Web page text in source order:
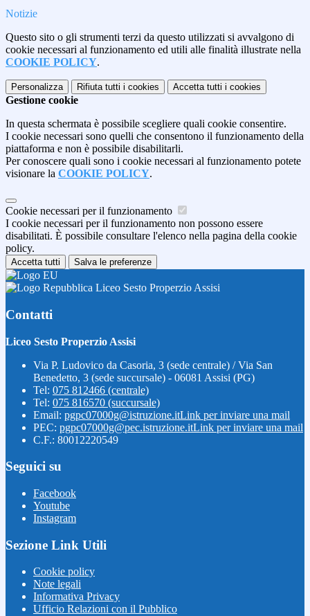
Notizie
Questo sito o gli strumenti terzi da questo utilizzati si avvalgono di
cookie necessari al funzionamento ed utili alle finalità illustrate nella
COOKIE POLICY.
Personalizza Rifiuta tutti i cookies Accetta tutti i cookies
Gestione cookie
In questa schermata è possibile scegliere quali cookie consentire.
I cookie necessari sono quelli che consentono il funzionamento della
piattaforma e non è possibile disabilitarli.
Per conoscere quali sono i cookie necessari al funzionamento potete
visionare la COOKIE POLICY.
Cookie necessari per il funzionamento
I cookie necessari per il funzionamento non possono essere
disabilitati. È possibile consultare l'elenco nella pagina della cookie
policy.
Accetta tutti Salva le preferenze
Liceo Sesto Properzio Assisi
Contatti
Liceo Sesto Properzio Assisi
Via P. Ludovico da Casoria, 3 (sede centrale) / Via San
Benedetto, 3 (sede succursale) - 06081 Assisi (PG)
Tel: 075 812466 (centrale)
Tel: 075 816570 (succursale)
Email: pgpc07000g@istruzione.itLink per inviare una mail
PEC: pgpc07000g@pec.istruzione.itLink per inviare una mail
C.F.: 80012220549
Seguici su
Facebook
Youtube
Instagram
Sezione Link Utili
Cookie policy
Note legali
Informativa Privacy
Ufficio Relazioni con il Pubblico